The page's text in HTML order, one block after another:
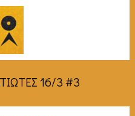
16/3 #3